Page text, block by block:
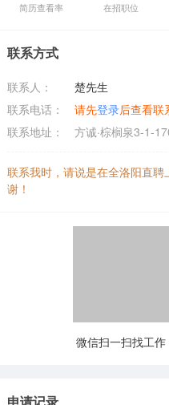
简历查看率 在招职位
联系方式
联系人：
楚先生
联系电话：
请先登录后查看联
联系地址：
方诚·棕榈泉3-1-
联系我时，请说是在全洛阳直聘
谢！
微信扫一扫找工作
申请记录